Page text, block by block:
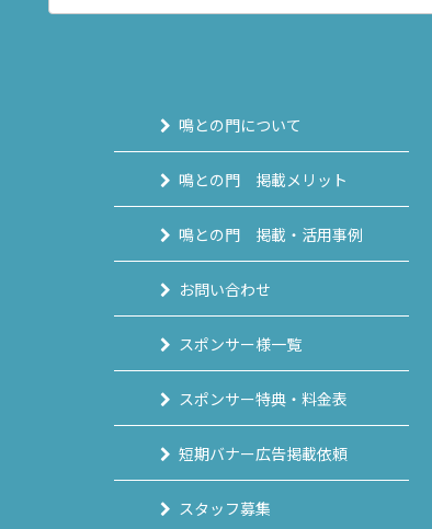
鳴との門について
鳴との門 掲載メリット
鳴との門 掲載・活用事例
お問い合わせ
スポンサー様一覧
スポンサー特典・料金表
短期バナー広告掲載依頼
スタッフ募集